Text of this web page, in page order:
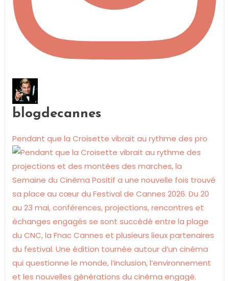
blogdecannes
Pendant que la Croisette vibrait au rythme des pro